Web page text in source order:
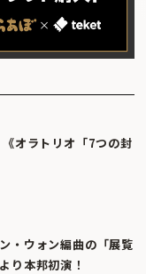
オラトリオ「7つの封
・ウォン編曲の「展覧
り本邦初演！